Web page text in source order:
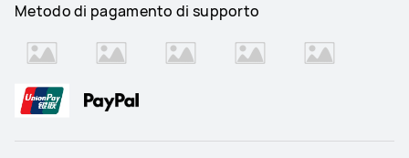
Metodo di pagamento di supporto